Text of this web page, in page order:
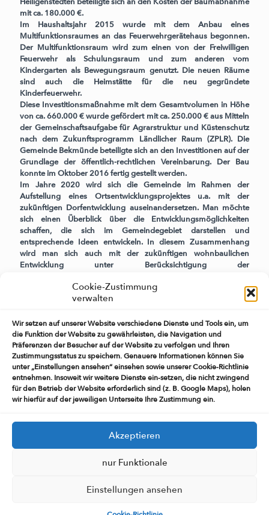
Cookie-Zustimmung
verwalten
Wir setzen auf unserer Website verschiedene Dienste und Tools ein, um
die Funktion der Website zu gewährleisten, die Navigation und
Präferenzen der Besucher auf der Website zu verfolgen und Ihren
Zustimmungsstatus zu speichern. Genauere Informationen können Sie
unter „Einstellungen ansehen“ einsehen sowie unserer Cookie-Richtlinie
entnehmen. Insoweit wir weitere Dienste ein-setzen, die nicht zwingend
für den Betrieb der Website erforderlich sind (z. B. Google Maps), holen
wir hierfür auf der jeweiligen Unterseite Ihre Zustimmung ein.
Akzeptieren
nur Funktionale
Einstellungen ansehen
mit ca. 180.000 €.
Im Haushaltsjahr 2015 wurde mit dem Anbau eines
Multifunktionsraumes an das Feuerwehrgerätehaus begonnen.
Der Multifunktionsraum wird zum einen von der Freiwilligen
Feuerwehr als Schulungsraum und zum anderen vom
Kindergarten als Bewegungsraum genutzt. Die neuen Räume
sind auch die Heimstätte für die neu gegründete
Kinderfeuerwehr.
Diese Investitionsmaßnahme mit dem Gesamtvolumen in Höhe
von ca. 660.000 € wurde gefördert mit ca. 250.000 € aus Mitteln
der Gemeinschaftsaufgabe für Agrarstruktur und Küstenschutz
nach dem Zukunftsprogramm Ländlicher Raum (ZPLR). Die
Gemeinde Bekmünde beteiligte sich an den Investitionen auf der
Grundlage der öffentlich-rechtlichen Vereinbarung. Der Bau
konnte im Oktober 2016 fertig gestellt werden.
Im Jahre 2020 wird sich die Gemeinde im Rahmen der
Aufstellung eines Ortsentwicklungsprojektes u.a. mit der
zukünftigen Dorfentwicklung auseinandersetzen. Man möchte
sich einen Überblick über die Entwicklungsmöglichkeiten
schaffen, die sich im Gemeindegebiet darstellen und
entsprechende Ideen entwickeln. In diesem Zusammenhang
wird man sich auch mit der zukünftigen wohnbaulichen
Entwicklung unter Berücksichtigung der
auseinandersetzen.
Der langjährige Bürgermeister der Gemeinde Heiligenstedten,
leitete, verstarb Ende August 2014 nach langer, schwerer
Krankheit.
Am 14.10.2014 wählte die Gemeindevertretung einstimmig
Herrn Peter Rakowski-Dammann zum neuen Bürgermeister der
Gemeinde.
Die Gemeinde konnte in 2009 auf ein 1175-jähriges Bestehen
zurückblicken.
Impressum Datenschutzerklärung